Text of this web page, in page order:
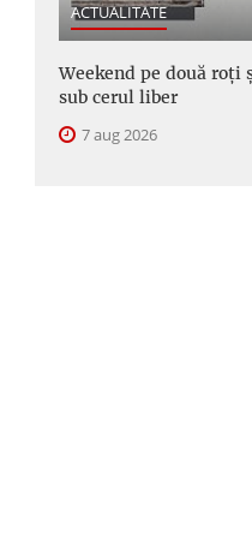
ACTUALITATE
Weekend pe două roți
sub cerul liber
7 aug 2026